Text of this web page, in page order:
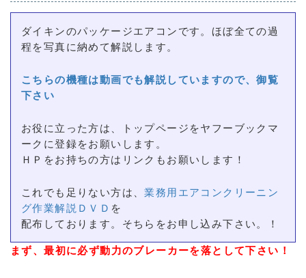
ダイキンのパッケージエアコンです。ほぼ全ての過
程を写真に納めて解説します。
こちらの機種は動画でも解説していますので、御覧
下さい
お役に立った方は、トップページをヤフーブックマ
ークに登録をお願いします。
ＨＰをお持ちの方はリンクもお願いします！
これでも足りない方は、業務用エアコンクリーニン
グ作業解説ＤＶＤ を
配布しております。そちらをお申し込み下さい。！
まず、最初に必ず動力のブレーカーを落として下さい！